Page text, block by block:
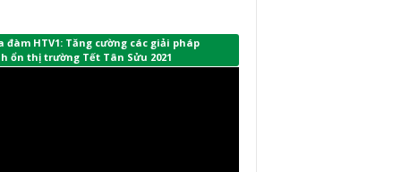
đàm HTV1: Tăng cường các giải pháp
ổn thị trường Tết Tân Sửu 2021